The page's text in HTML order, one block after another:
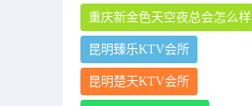
重庆新金色天空夜总会怎么样
昆明臻乐KTV会所
昆明楚天KTV会所